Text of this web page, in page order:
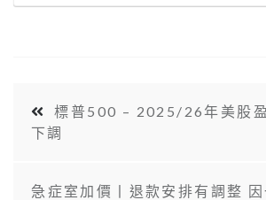
標普500 – 2025/26年美股
下調
急症室加價丨退款安排有調整